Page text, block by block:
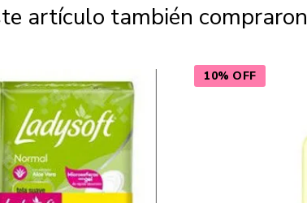
artículo también compraron
10% OFF